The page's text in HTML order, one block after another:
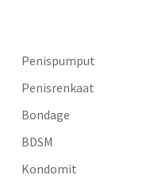
Penispumput
Penisrenkaat
Bondage
BDSM
Kondomit